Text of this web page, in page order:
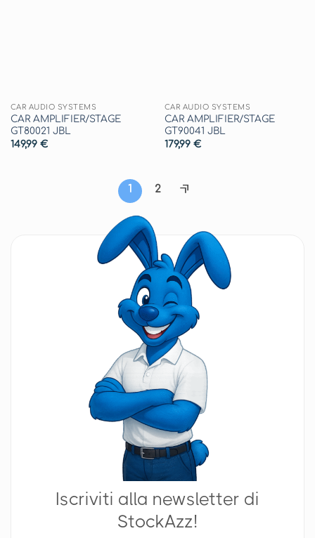
CAR AUDIO SYSTEMS
CAR AMPLIFIER/STAGE
GT80021 JBL
149,99 €
CAR AUDIO SYSTEMS
CAR AMPLIFIER/STAGE
GT90041 JBL
179,99 €
1 2
Iscriviti alla newsletter di
StockAzz!